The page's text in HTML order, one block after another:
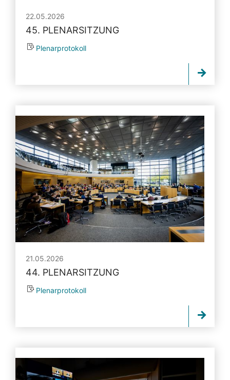
22.05.2026
45. PLENARSITZUNG
Plenarprotokoll
21.05.2026
44. PLENARSITZUNG
Plenarprotokoll